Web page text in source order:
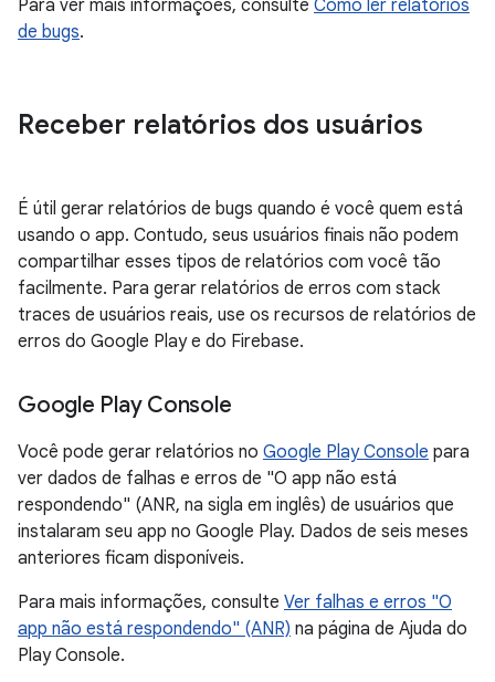
Para ver mais informações, consulte Como ler relatórios
de bugs.
Receber relatórios dos usuários
É útil gerar relatórios de bugs quando é você quem está
usando o app. Contudo, seus usuários finais não podem
compartilhar esses tipos de relatórios com você tão
facilmente. Para gerar relatórios de erros com stack
traces de usuários reais, use os recursos de relatórios de
erros do Google Play e do Firebase.
Google Play Console
Você pode gerar relatórios no Google Play Console para
ver dados de falhas e erros de "O app não está
respondendo" (ANR, na sigla em inglês) de usuários que
instalaram seu app no Google Play. Dados de seis meses
anteriores ficam disponíveis.
Para mais informações, consulte Ver falhas e erros "O
app não está respondendo" (ANR) na página de Ajuda do
Play Console.